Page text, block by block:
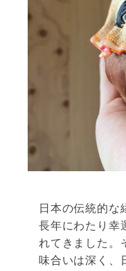
日本の伝統的な
長年にわたり幸
れてきました。
味合いは深く、